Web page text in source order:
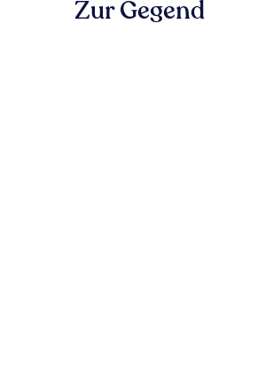
Zur Gegend